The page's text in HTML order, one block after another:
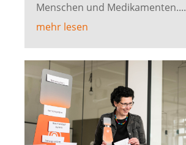
Menschen und Medikamenten....
mehr lesen